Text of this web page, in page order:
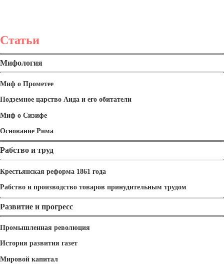
Статьи
Мифология
Миф о Прометее
Подземное царство Аида и его обитатели
Миф о Сизифе
Основание Рима
Рабство и труд
Крестьянская реформа 1861 года
Рабство и производство товаров принудительным трудом
Развитие и прогресс
Промышленная революция
История развития газет
Мировой капитал